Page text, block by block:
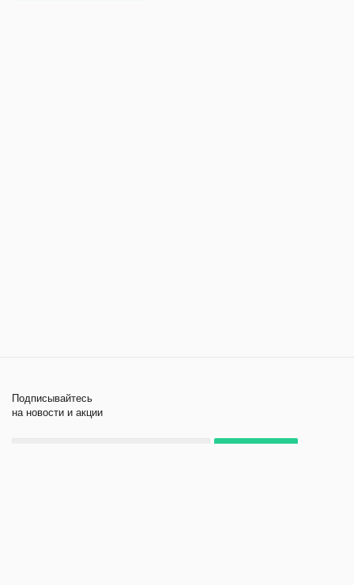
Подписывайтесь
на новости и акции